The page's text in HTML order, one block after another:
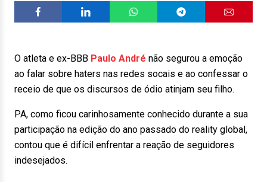
O atleta e ex-BBB Paulo André não segurou a emoção
ao falar sobre haters nas redes socais e ao confessar o
receio de que os discursos de ódio atinjam seu filho.
PA, como ficou carinhosamente conhecido durante a sua
participação na edição do ano passado do reality global,
contou que é difícil enfrentar a reação de seguidores
indesejados.